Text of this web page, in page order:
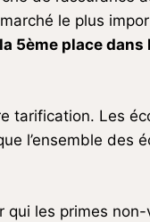
le plus
5ème place
tarification. Les
l’ensemble des
qui les primes